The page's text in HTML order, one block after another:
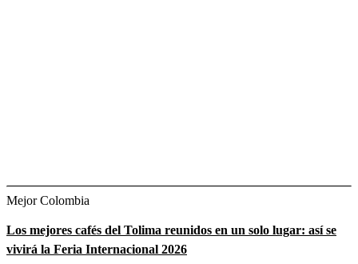
Mejor Colombia
Los mejores cafés del Tolima reunidos en un solo lugar: así se
vivirá la Feria Internacional 2026